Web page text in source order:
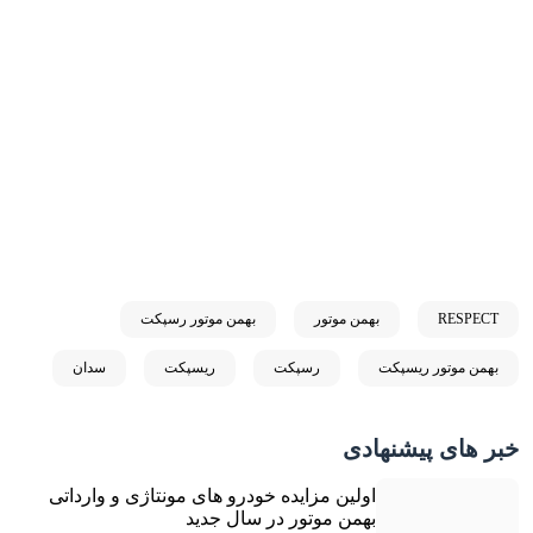
RESPECT بهمن موتور بهمن موتور رسپکت
بهمن موتور ریسپکت رسپکت ریسپکت سدان
خبر های پیشنهادی
اولین مزایده خودرو های مونتاژی و وارداتی
بهمن موتور در سال جدید